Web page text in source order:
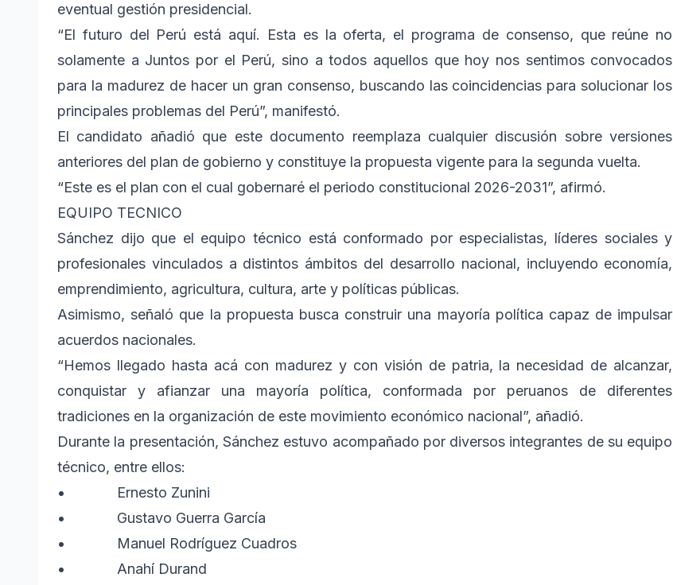
eventual gestión presidencial.
“El futuro del Perú está aquí. Esta es la oferta, el programa de consenso, que reúne no
solamente a Juntos por el Perú, sino a todos aquellos que hoy nos sentimos convocados
para la madurez de hacer un gran consenso, buscando las coincidencias para solucionar los
principales problemas del Perú”, manifestó.
El candidato añadió que este documento reemplaza cualquier discusión sobre versiones
anteriores del plan de gobierno y constituye la propuesta vigente para la segunda vuelta.
“Este es el plan con el cual gobernaré el periodo constitucional 2026-2031”, afirmó.
EQUIPO TECNICO
Sánchez dijo que el equipo técnico está conformado por especialistas, líderes sociales y
profesionales vinculados a distintos ámbitos del desarrollo nacional, incluyendo economía,
emprendimiento, agricultura, cultura, arte y políticas públicas.
Asimismo, señaló que la propuesta busca construir una mayoría política capaz de impulsar
acuerdos nacionales.
“Hemos llegado hasta acá con madurez y con visión de patria, la necesidad de alcanzar,
conquistar y afianzar una mayoría política, conformada por peruanos de diferentes
tradiciones en la organización de este movimiento económico nacional”, añadió.
Durante la presentación, Sánchez estuvo acompañado por diversos integrantes de su equipo
técnico, entre ellos:
• Ernesto Zunini
• Gustavo Guerra García
• Manuel Rodríguez Cuadros
• Anahí Durand